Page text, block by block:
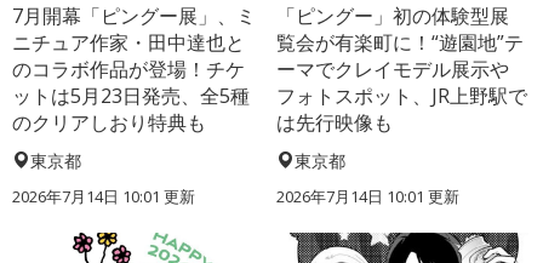
7月開幕「ピングー展」、ミ
ニチュア作家・田中達也と
のコラボ作品が登場！チケ
ットは5月23日発売、全5種
のクリアしおり特典も
東京都
2026年7月14日 10:01 更新
「ピングー」初の体験型展
覧会が有楽町に！“遊園地”テ
ーマでクレイモデル展示や
フォトスポット、JR上野駅で
は先行映像も
東京都
2026年7月14日 10:01 更新